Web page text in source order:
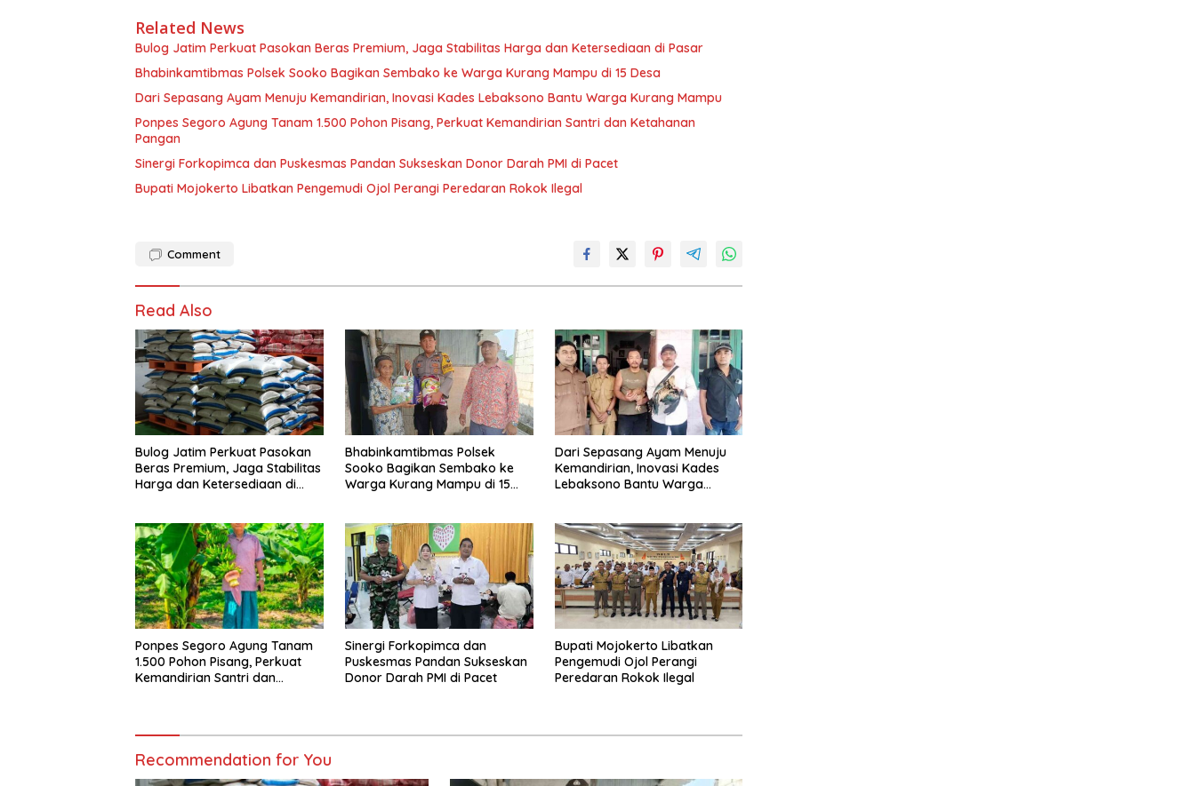
Related News
Bulog Jatim Perkuat Pasokan Beras Premium, Jaga Stabilitas Harga dan Ketersediaan di Pasar
Bhabinkamtibmas Polsek Sooko Bagikan Sembako ke Warga Kurang Mampu di 15 Desa
Dari Sepasang Ayam Menuju Kemandirian, Inovasi Kades Lebaksono Bantu Warga Kurang Mampu
Ponpes Segoro Agung Tanam 1.500 Pohon Pisang, Perkuat Kemandirian Santri dan Ketahanan
Pangan
Sinergi Forkopimca dan Puskesmas Pandan Sukseskan Donor Darah PMI di Pacet
Bupati Mojokerto Libatkan Pengemudi Ojol Perangi Peredaran Rokok Ilegal
Comment
Read Also
Bulog Jatim Perkuat Pasokan
Beras Premium, Jaga Stabilitas
Harga dan Ketersediaan di
Bhabinkamtibmas Polsek
Sooko Bagikan Sembako ke
Warga Kurang Mampu di 15
Dari Sepasang Ayam Menuju
Kemandirian, Inovasi Kades
Lebaksono Bantu Warga
Ponpes Segoro Agung Tanam
1.500 Pohon Pisang, Perkuat
Kemandirian Santri dan
Sinergi Forkopimca dan
Puskesmas Pandan Sukseskan
Donor Darah PMI di Pacet
Bupati Mojokerto Libatkan
Pengemudi Ojol Perangi
Peredaran Rokok Ilegal
Recommendation for You